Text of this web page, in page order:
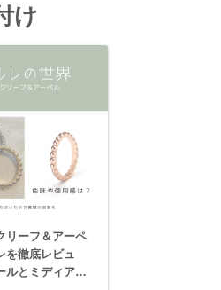
け
リーフ＆アーペ
を徹底レビュ
ルとミディアム